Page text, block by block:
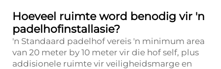
Hoeveel ruimte word benodig vir 'n
padelhofinstallasie?
'n Standaard padelhof vereis 'n minimum area
van 20 meter by 10 meter vir die hof self, plus
addisionele ruimte vir veiligheidsmarge en